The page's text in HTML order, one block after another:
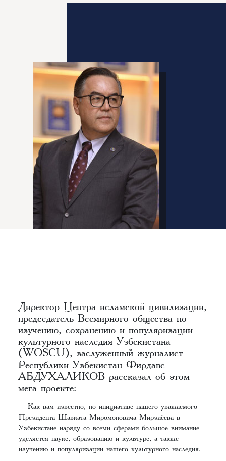
Директор Центра исламской цивилизации,
председатель Всемирного общества по
изучению, сохранению и популяризации
культурного наследия Узбекистана
(WOSCU), заслуженный журналист
Республики Узбекистан Фирдавс
АБДУХАЛИКОВ рассказал об этом
мега проекте:
– Как вам известно, по инициативе нашего уважаемого
Президента Шавката Миромоновича Мирзиёева в
Узбекистане наряду со всеми сферами большое внимание
уделяется науке, образованию и культуре, а также
изучению и популяризации нашего культурного наследия.